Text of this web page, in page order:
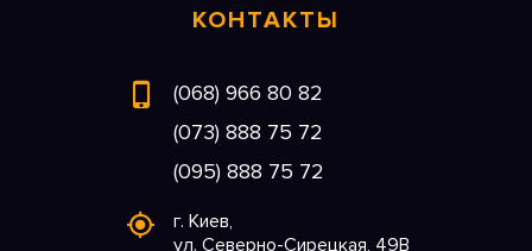
КОНТАКТЫ
(068) 966 80 82
(073) 888 75 72
(095) 888 75 72
г. Киев,
ул. Северно-Сирецкая, 49В